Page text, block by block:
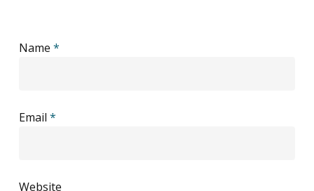
Name *
Email *
Website